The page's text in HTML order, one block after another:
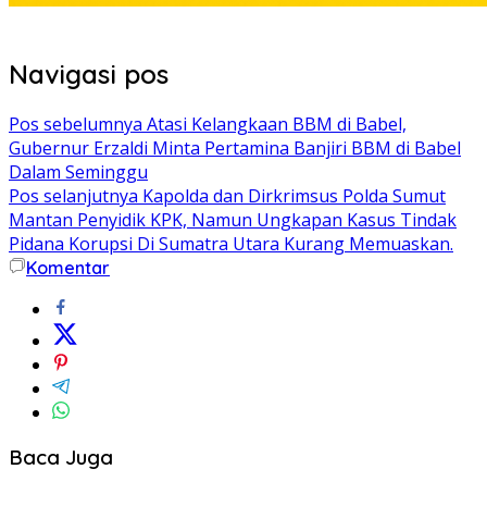
Navigasi pos
Pos sebelumnya Atasi Kelangkaan BBM di Babel,
Gubernur Erzaldi Minta Pertamina Banjiri BBM di Babel
Dalam Seminggu
Pos selanjutnya Kapolda dan Dirkrimsus Polda Sumut
Mantan Penyidik KPK, Namun Ungkapan Kasus Tindak
Pidana Korupsi Di Sumatra Utara Kurang Memuaskan.
Komentar
Baca Juga